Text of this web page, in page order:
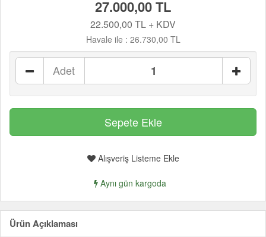
27.000,00 TL
22.500,00 TL + KDV
Havale ile : 26.730,00 TL
Adet
Alışveriş Listeme Ekle
Aynı gün kargoda
Ürün Açıklaması